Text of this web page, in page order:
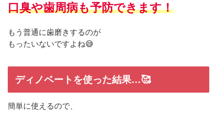
口臭や歯周病も予防できます！
もう普通に歯磨きするのが
もったいないですよね😅
ディノベートを使った結果…🥰
簡単に使えるので、